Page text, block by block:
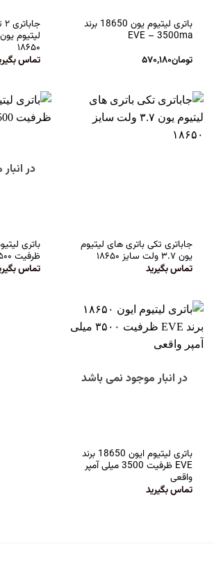
باتری لیتیوم یون 18650 برند
EVE – 3500ma
تومان۵۷۰,۱۸۰
۱۸۶۵۰
تماس
جاباتری تکی باتری های لیتیوم
یون ۳.۷ ولت سایز ۱۸۶۵۰
تماس بگیرید
در
ظرفیت ۳۵۰۰ میلی آمپر واقعی
تماس
در انبار موجود نمی باشد
باتری لیتیوم ایون 18650 برند
EVE ظرفیت 3500 میلی آمپر
واقعی
تماس بگیرید